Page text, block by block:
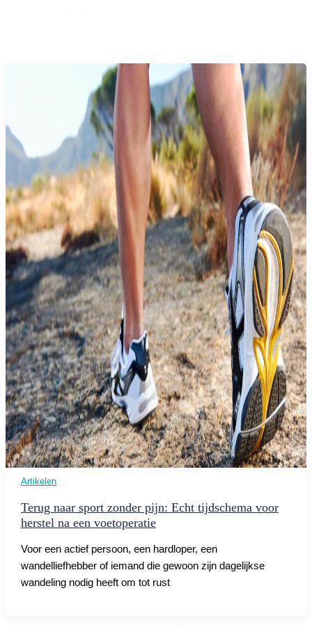
Artikelen
Terug naar sport zonder pijn: Echt tijdschema voor
herstel na een voetoperatie
Voor een actief persoon, een hardloper, een
wandelliefhebber of iemand die gewoon zijn dagelijkse
wandeling nodig heeft om tot rust